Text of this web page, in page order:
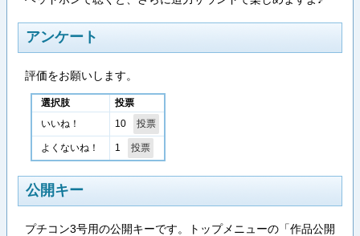
アンケート
評価をお願いします。
選択肢 投票
いいね！ 10
よくないね！ 1
公開キー
プチコン3号用の公開キーです。トップメニューの「作品公開